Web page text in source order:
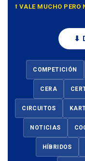
⭡ VALE MUCHO PERO
⬇
COMPETICIÓN
CERA
CIRCUITOS
NOTICIAS
HÍBRIDOS